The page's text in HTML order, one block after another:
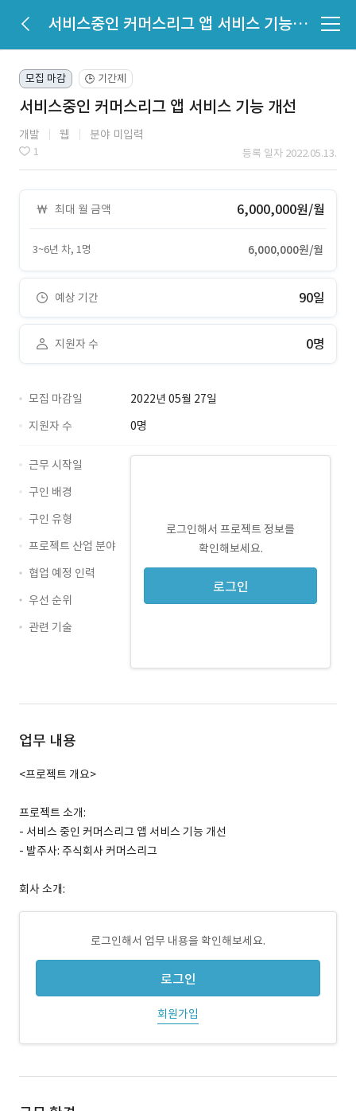
서비스중인 커머스리그 앱 서비스 기능 개선
모집 마감 🕒 기간제
서비스중인 커머스리그 앱 서비스 기능 개선
개발 웹 분야 미입력
1 등록 일자 2022.05.13.
최대 월 금액 6,000,000원/월
3~6년 차, 1명 6,000,000원/월
예상 기간 90일
지원자 수 0명
모집 마감일
2022년 05월 27일
지원자 수
0명
로그인해서 프로젝트 정보를
확인해보세요.
로그인
근무 시작일
구인 배경
구인 유형
프로젝트 산업 분야
협업 예정 인력
우선 순위
관련 기술
업무 내용
<프로젝트 개요>
프로젝트 소개:
- 서비스 중인 커머스리그 앱 서비스 기능 개선
- 발주사: 주식회사 커머스리그
회사 소개:
로그인해서 업무 내용을 확인해보세요.
로그인
회원가입